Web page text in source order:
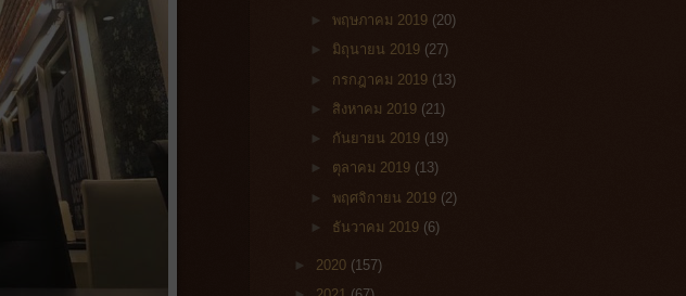
►พฤษภาคม 2019 (20)
► มิถุนายน 2019 (27)
► กรกฎาคม 2019 (13)
► สิงหาคม 2019 (21)
► กันยายน 2019 (19)
► ตุลาคม 2019 (13)
►พฤศจิกายน 2019 (2)
► ธันวาคม 2019 (6)
► 2020 (157)